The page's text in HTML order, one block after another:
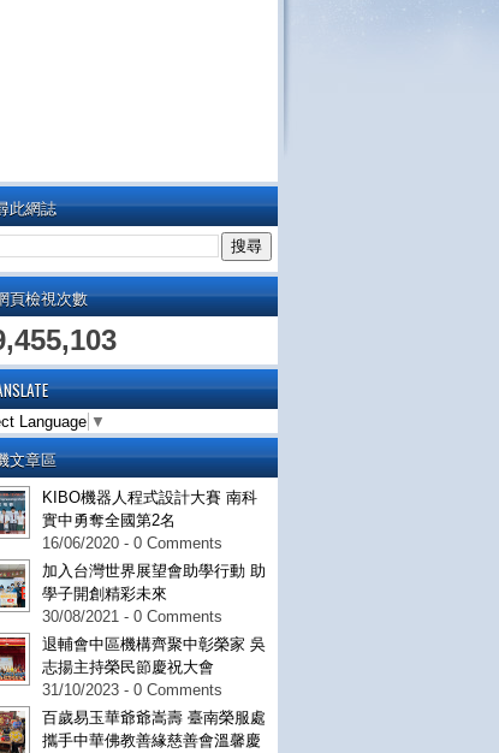
此網誌
頁檢視次數
Language ▼
文章區
KIBO機器人程式設計大賽 南科
實中勇奪全國第2名
16/06/2020 - 0 Comments
加入台灣世界展望會助學行動 助
學子開創精彩未來
30/08/2021 - 0 Comments
退輔會中區機構齊聚中彰榮家 吳
志揚主持榮民節慶祝大會
31/10/2023 - 0 Comments
百歲易玉華爺爺嵩壽 臺南榮服處
攜手中華佛教善緣慈善會溫馨慶